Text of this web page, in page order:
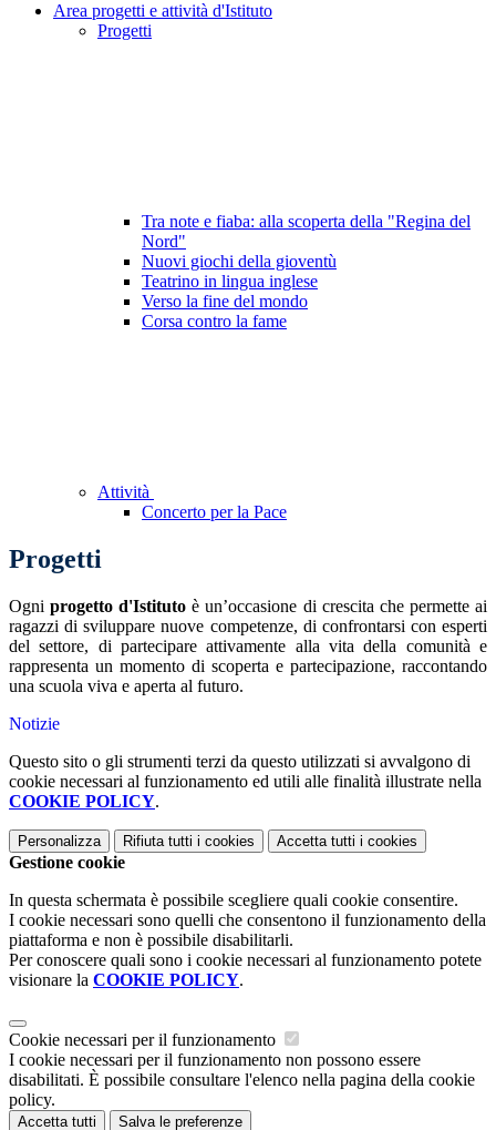
Area progetti e attività d'Istituto
Progetti
Tra note e fiaba: alla scoperta della "Regina del
Nord"
Nuovi giochi della gioventù
Teatrino in lingua inglese
Verso la fine del mondo
Corsa contro la fame
Attività
Concerto per la Pace
Progetti
Ogniprogetto d'Istitutoè un’occasione di crescita che permette ai
ragazzi di sviluppare nuove competenze, di confrontarsi con esperti
del settore, di partecipare attivamente alla vita della comunità e
rappresenta un momento di scoperta e partecipazione, raccontando
una scuola viva e aperta al futuro.
Notizie
Questo sito o gli strumenti terzi da questo utilizzati si avvalgono di
cookie necessari al funzionamento ed utili alle finalità illustrate nella
COOKIE POLICY.
Personalizza Rifiuta tutti i cookies Accetta tutti i cookies
Gestione cookie
In questa schermata è possibile scegliere quali cookie consentire.
I cookie necessari sono quelli che consentono il funzionamento della
piattaforma e non è possibile disabilitarli.
Per conoscere quali sono i cookie necessari al funzionamento potete
visionare la COOKIE POLICY.
Cookie necessari per il funzionamento
I cookie necessari per il funzionamento non possono essere
disabilitati. È possibile consultare l'elenco nella pagina della cookie
policy.
Accetta tutti Salva le preferenze